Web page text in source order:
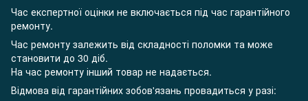
Час експертної оцінки не включається під час гарантійного
ремонту.
Час ремонту залежить від складності поломки та може
становити до 30 діб.
На час ремонту інший товар не надається.
Відмова від гарантійних зобов'язань провадиться у разі: